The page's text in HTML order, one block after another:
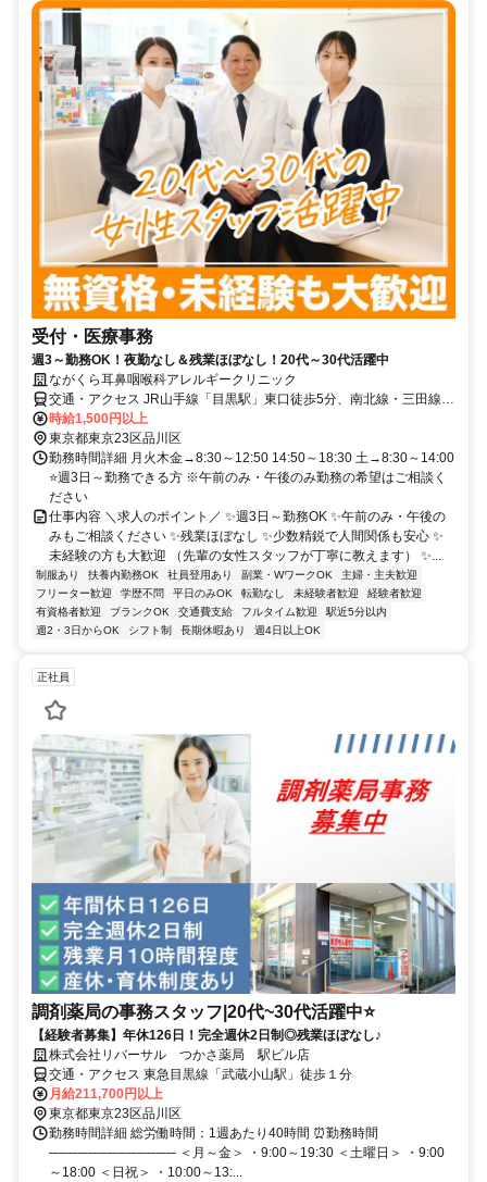
受付・医療事務
週3～勤務OK！夜勤なし＆残業ほぼなし！20代～30代活躍中
ながくら耳鼻咽喉科アレルギークリニック
交通・アクセス JR山手線「目黒駅」東口徒歩5分、南北線・三田線
「白金台駅」徒歩10分
時給1,500円以上
東京都東京23区品川区
勤務時間詳細 月火木金→8:30～12:50 14:50～18:30 土→8:30～14:00
⭐週3日～勤務できる方 ※午前のみ・午後のみ勤務の希望はご相談く
ださい
仕事内容 ＼求人のポイント／ ✨週3日～勤務OK ✨午前のみ・午後の
みもご相談ください ✨残業ほぼなし ✨少数精鋭で人間関係も安心 ✨
未経験の方も大歓迎 （先輩の女性スタッフが丁寧に教えます） ✨...
制服あり 扶養内勤務OK 社員登用あり 副業・WワークOK
主婦・主夫歓迎
フリーター歓迎
学歴不問 平日のみOK 転勤なし 未経験者歓迎
経験者歓迎
有資格者歓迎
ブランクOK 交通費支給 フルタイム歓迎
駅近5分以内
週2・3日からOK
シフト制 長期休暇あり 週4日以上OK
正社員
調剤薬局の事務スタッフ|20代~30代活躍中⭐
【経験者募集】年休126日！完全週休2日制◎残業ほぼなし♪
株式会社リバーサル つかさ薬局 駅ビル店
交通・アクセス 東急目黒線「武蔵小山駅」徒歩１分
月給211,700円以上
東京都東京23区品川区
勤務時間詳細 総労働時間：1週あたり40時間 ⏰勤務時間
───────────── ＜月～金＞ ・9:00～19:30 ＜土曜日＞ ・9:00
～18:00 ＜日祝＞ ・10:00～13:...